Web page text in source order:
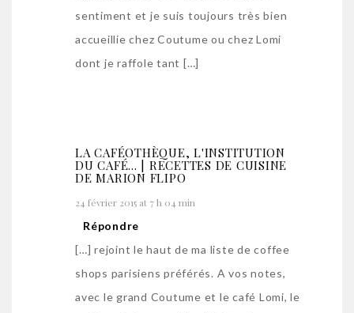
sentiment et je suis toujours très bien
accueillie chez Coutume ou chez Lomi
dont je raffole tant […]
LA CAFÉOTHÈQUE, L'INSTITUTION
DU CAFÉ... | RECETTES DE CUISINE
DE MARION FLIPO
24 février 2015 at 7 h 04 min
Répondre
[…] rejoint le haut de ma liste de coffee
shops parisiens préférés. A vos notes,
avec le grand Coutume et le café Lomi, le